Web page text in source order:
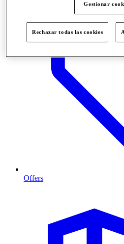
Offers
Gestionar
Rechazar todas las cookies